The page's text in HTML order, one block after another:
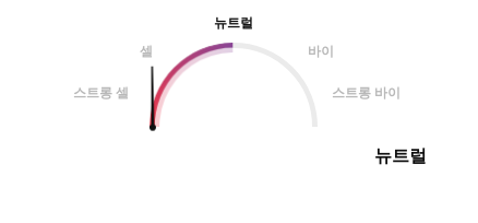
뉴트럴
셀
바이
스트롱 셀 스트롱 바이
뉴트럴